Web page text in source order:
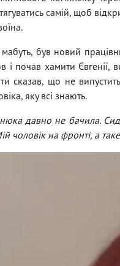
самій, щоб
був новий
і почав хамити Євгенії,
сказав, що не
яку всі знають.
давно не бачила.
чоловік на фронті, а